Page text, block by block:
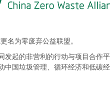
名为零废弃公益联盟。
起的非营利的行动与项目合作
国垃圾管理、循环经济和低碳经